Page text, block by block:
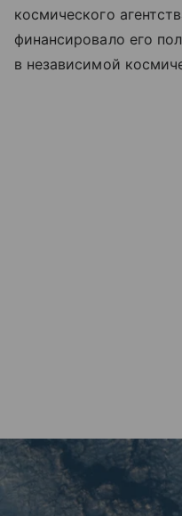
космического
финансировало его
в независимой